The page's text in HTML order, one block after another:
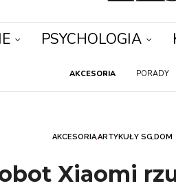
PSYCHOLOGIA
AKCESORIA PORADY
AKCESORIA,ARTYKUŁY SG,DOM
Xiaomi